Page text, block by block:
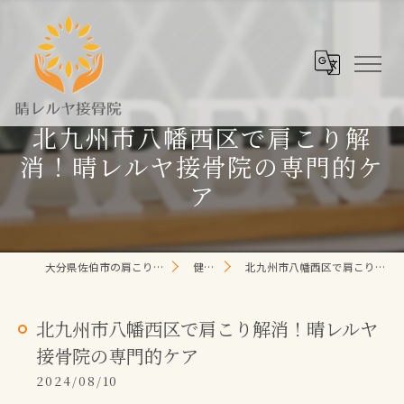
北九州市八幡西区で肩こり解
消！晴レルヤ接骨院の専門的ケ
ア
大分県佐伯市の肩こり/頭痛/腰痛 なら晴レルヤ整体院 健康コラム 北九州市八幡西区で肩こり解消！晴レルヤ接骨院の専門的ケア
北九州市八幡西区で肩こり解消！晴レルヤ
接骨院の専門的ケア
2024/08/10